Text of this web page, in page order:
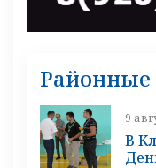
Районные
9
В